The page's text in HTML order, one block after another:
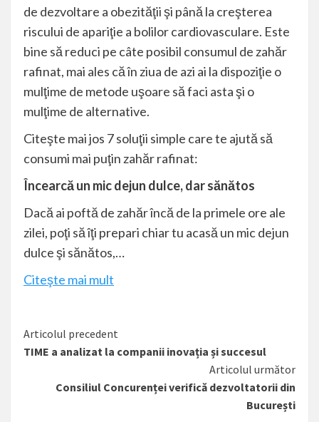
de dezvoltare a obezităţii şi până la creşterea
riscului de apariţie a bolilor cardiovasculare. Este
bine să reduci pe câte posibil consumul de zahăr
rafinat, mai ales că în ziua de azi ai la dispoziţie o
mulţime de metode uşoare să faci asta şi o
mulţime de alternative.
Citeşte mai jos 7 soluţii simple care te ajută să
consumi mai puţin zahăr rafinat:
Încearcă un mic dejun dulce, dar sănătos
Dacă ai poftă de zahăr încă de la primele ore ale
zilei, poţi să îţi prepari chiar tu acasă un mic dejun
dulce şi sănătos,…
Citeşte mai mult
Citește
mai
mult
Articolul precedent
TIME a analizat la companii inovația și succesul
Articolul următor
Consiliul Concurenței verifică dezvoltatorii din
București